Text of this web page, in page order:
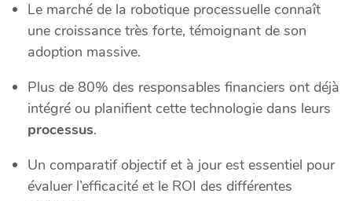
Le marché de la robotique processuelle connaît
une croissance très forte, témoignant de son
adoption massive.
Plus de 80% des responsables financiers ont déjà
intégré ou planifient cette technologie dans leurs
processus.
Un comparatif objectif et à jour est essentiel pour
évaluer l’efficacité et le ROI des différentes